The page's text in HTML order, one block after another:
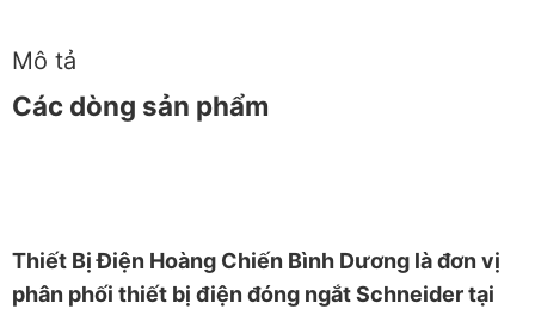
Mô tả
Các dòng sản phẩm
Thiết Bị Điện Hoàng Chiến Bình Dương là đơn vị
phân phối thiết bị điện đóng ngắt Schneider tại